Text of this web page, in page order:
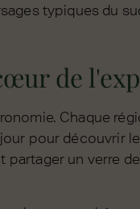
typiques du
de
Chaque
pour découvrir
un verre